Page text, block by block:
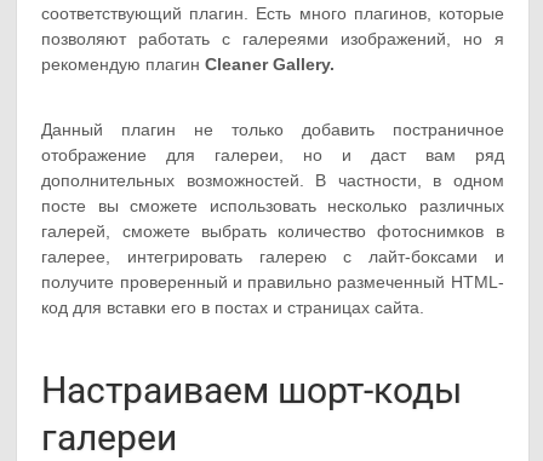
соответствующий плагин. Есть много плагинов, которые
позволяют работать с галереями изображений, но я
рекомендую плагинCleaner Gallery.
Данный плагин не только добавить постраничное
отображение для галереи, но и даст вам ряд
дополнительных возможностей. В частности, в одном
посте вы сможете использовать несколько различных
галерей, сможете выбрать количество фотоснимков в
галерее, интегрировать галерею с лайт-боксами и
получите проверенный и правильно размеченный HTML-
код для вставки его в постах и страницах сайта.
Настраиваем шорт-коды
галереи